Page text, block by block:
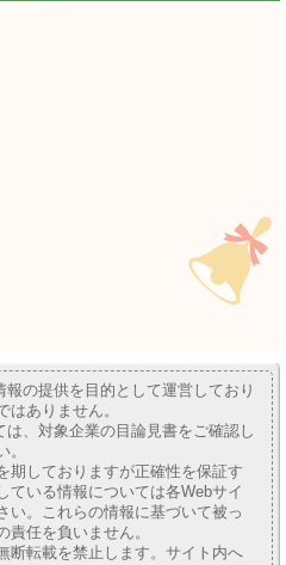
の提供を目的として運営しており
ありません。
、対象企業の目論見書をご確認し
期しておりますが正確性を保証す
ている情報については各Webサイ
い。これらの情報に基づいて被っ
任を負いません。
断転載を禁止します。サイト内へ